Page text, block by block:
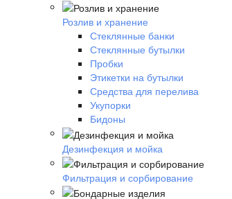
Розлив и хранение
Стеклянные банки
Стеклянные бутылки
Пробки
Этикетки на бутылки
Средства для перелива
Укупорки
Бидоны
Дезинфекция и мойка
Фильтрация и сорбирование